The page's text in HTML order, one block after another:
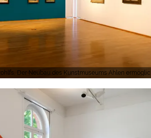
Der Neubau des Kunstmuseums Ahlen